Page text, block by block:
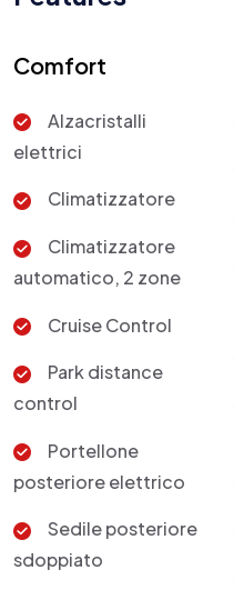
Comfort
Alzacristalli
elettrici
Climatizzatore
Climatizzatore
automatico, 2 zone
Cruise Control
Park distance
control
Portellone
posteriore elettrico
Sedile posteriore
sdoppiato